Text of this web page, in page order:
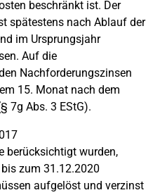
beschränkt ist. Der
spätestens nach Ablauf der
im Ursprungsjahr
Auf die
Nachforderungszinsen
15. Monat nach dem
7g Abs. 3 EStG).
berücksichtigt wurden,
zum 31.12.2020
aufgelöst und verzinst